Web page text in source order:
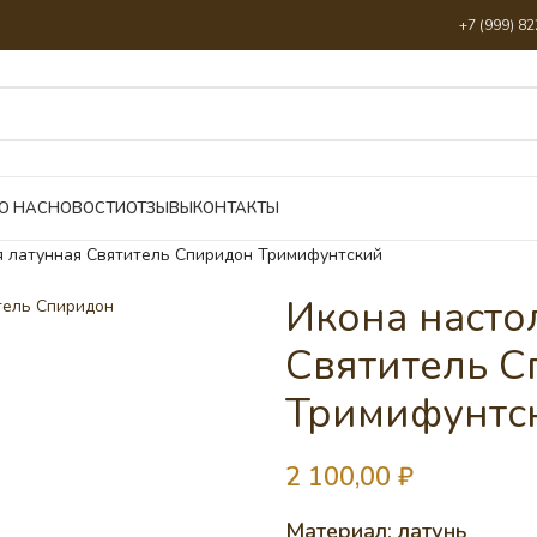
+7 (999)
НАСНОВОСТИОТЗЫВЫКОНТАКТЫ
латунная Святитель Спиридон Тримифунтский
Икона
Святитель
2 100,00 ₽
Материал: латунь